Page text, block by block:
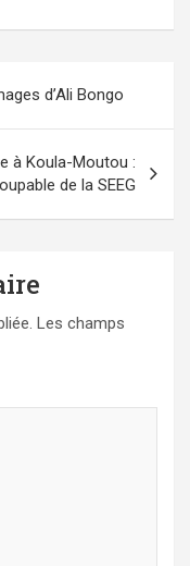
d’Ali Bongo
à Koula-Moutou :
de la SEEG
Les champs